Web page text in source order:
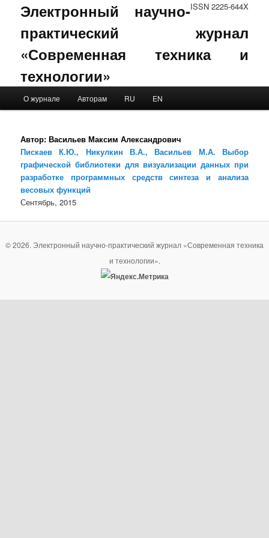
ISSN 2225-644X
Электронный научно-
практический журнал
«Современная техника и
технологии»
Skip to primary content
Skip to secondary content
О журнале Авторам RU EN
Автор: Васильев Максим Александрович
Пискаев К.Ю., Никулкин В.А., Васильев М.А. Выбор
графической библиотеки для визуализации данных при
разработке программных средств синтеза и анализа
весовых функций
Сентябрь, 2015
© 2026. Электронный научно-практический журнал «Современная техника
и технологии».